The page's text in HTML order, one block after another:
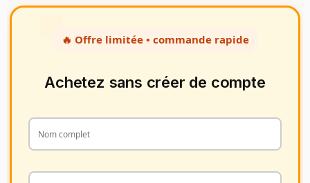
🔥 Offre limitée • commande rapide
Achetez sans créer de compte